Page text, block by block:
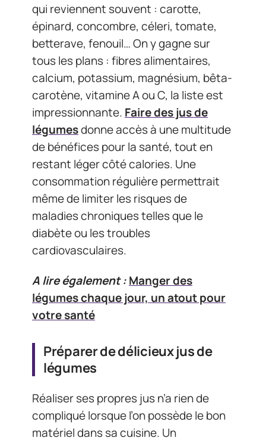
qui reviennent souvent : carotte,
épinard, concombre, céleri, tomate,
betterave, fenouil… On y gagne sur
tous les plans : fibres alimentaires,
calcium, potassium, magnésium, bêta-
carotène, vitamine A ou C, la liste est
impressionnante. Faire des jus de
légumesdonne accès à une multitude
de bénéfices pour la santé, tout en
restant léger côté calories. Une
consommation régulière permettrait
même de limiter les risques de
maladies chroniques telles que le
diabète ou les troubles
cardiovasculaires.
A lire également :Manger des
légumes chaque jour, un atout pour
votre santé
Préparer de délicieux jus de
légumes
Réaliser ses propres jus n’a rien de
compliqué lorsque l’on possède le bon
matériel dans sa cuisine. Un